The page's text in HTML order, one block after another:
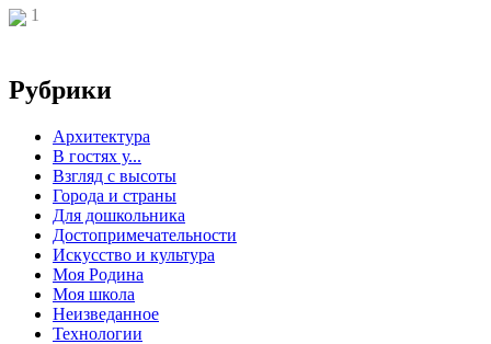
1
Рубрики
Архитектура
В гостях у...
Взгляд с высоты
Города и страны
Для дошкольника
Достопримечательности
Искусство и культура
Моя Родина
Моя школа
Неизведанное
Технологии